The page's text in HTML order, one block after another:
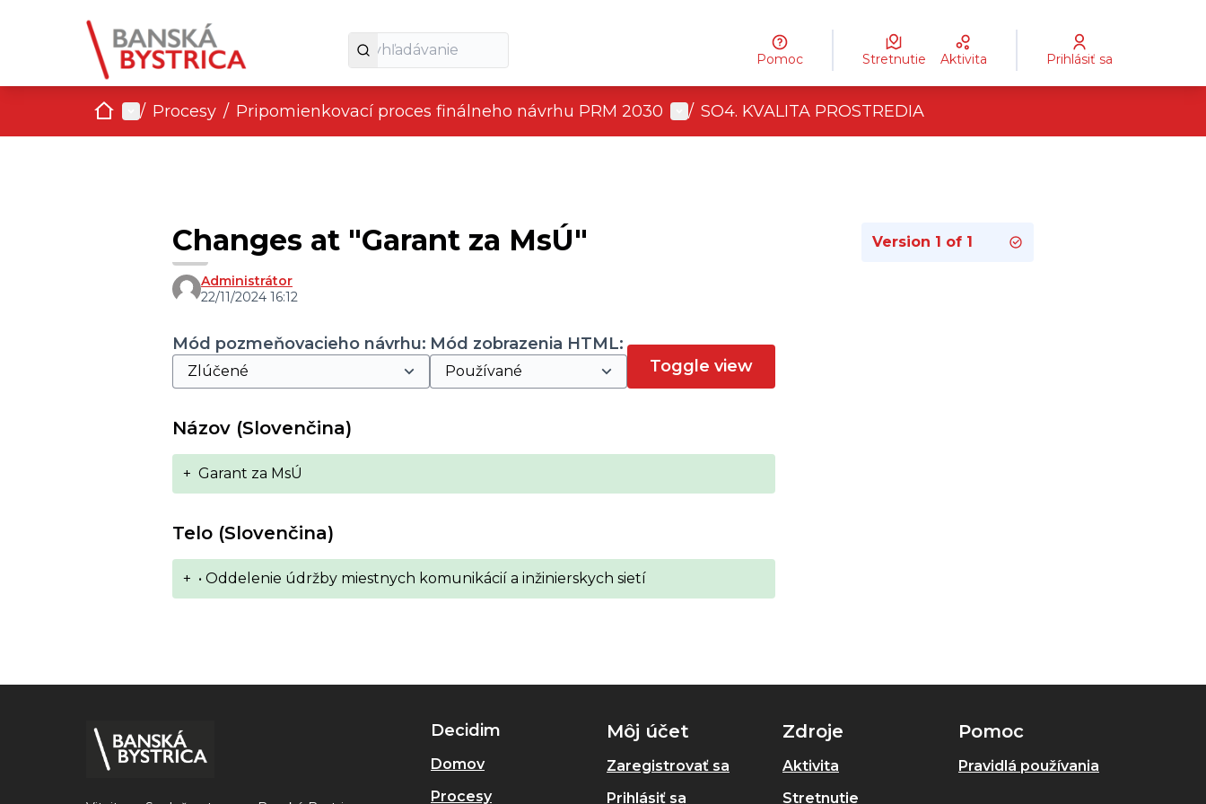
Pomoc Stretnutie Aktivita Prihlásiť sa
DomovMain menu
/ Procesy / Pripomienkovací proces finálneho návrhu PRM 2030 User menu
/ SO4. KVALITA PROSTREDIA
Changes at "Garant za MsÚ"
Administrátor
22/11/2024 16:12
Mód pozmeňovacieho návrhu: Mód zobrazenia HTML:
Toggle view
Názov (Slovenčina)
+ Garant za MsÚ
Telo (Slovenčina)
+ • Oddelenie údržby miestnych komunikácií a inžinierskych sietí
Version 1 of 1
Decidim
Domov
Procesy
Môj účet
Zaregistrovať sa
Prihlásiť sa
Zdroje
Aktivita
Stretnutie
Pomoc
Pravidlá používania